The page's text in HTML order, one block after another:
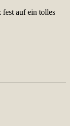
auf ein tolles